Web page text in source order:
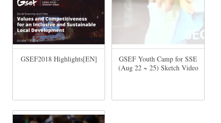
GSEF2018 Highlights[EN]
GSEF Youth Camp for SSE
(Aug 22 ~ 25) Sketch Video